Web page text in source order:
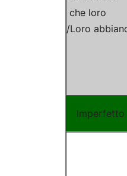
che loro
/Loro
Imperfetto